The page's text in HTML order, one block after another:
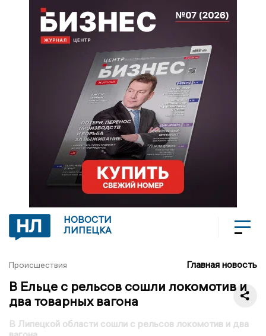
НОВОСТИ
ЛИПЕЦКА
Происшествия Главная новость
В Ельце с рельсов сошли локомотив и
два товарных вагона
В Липецкой области сошли с рельсов локомотив и два